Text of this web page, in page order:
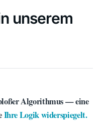
unserem
Algorithmus — eine
Ihre Logik widerspiegelt.